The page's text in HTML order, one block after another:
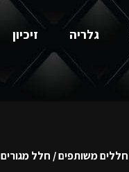
גלריה
זיכיון
חללים משותפים / חלל מגורים